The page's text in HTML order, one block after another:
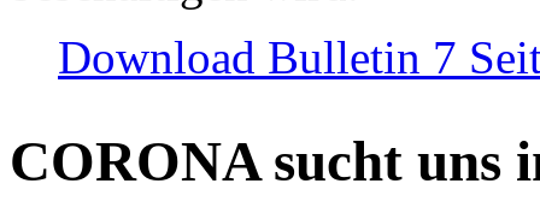
Download Bulletin 7
CORONA sucht uns